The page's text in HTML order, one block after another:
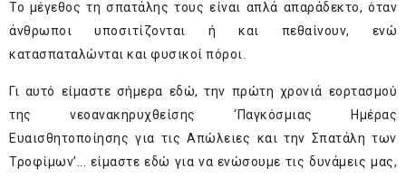
Το μέγεθος τη σπατάλης τους είναι απλά απαράδεκτο, όταν
άνθρωποι υποσιτίζονται ή και πεθαίνουν, ενώ
κατασπαταλώνται και φυσικοί πόροι.
Γι αυτό είμαστε σήμερα εδώ, την πρώτη χρονιά εορτασμού
της νεοανακηρυχθείσης ‘Παγκόσμιας Ημέρας
Ευαισθητοποίησης για τις Απώλειες και την Σπατάλη των
Τροφίμων’... είμαστε εδώ για να ενώσουμε τις δυνάμεις μας,